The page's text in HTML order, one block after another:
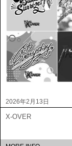
2026年2月13日
X-OVER